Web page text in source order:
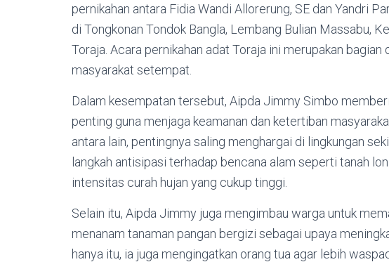
pernikahan antara Fidia Wandi Allorerung, SE dan Yandri
di Tongkonan Tondok Bangla, Lembang Bulian Massabu,
Toraja. Acara pernikahan adat Toraja ini merupakan
masyarakat setempat.
Dalam kesempatan tersebut, Aipda Jimmy Simbo
penting guna menjaga keamanan dan ketertiban
antara lain, pentingnya saling menghargai di lingkungan
langkah antisipasi terhadap bencana alam seperti tanah
intensitas curah hujan yang cukup tinggi.
Selain itu, Aipda Jimmy juga mengimbau warga untuk
menanam tanaman pangan bergizi sebagai upaya
hanya itu, ia juga mengingatkan orang tua agar lebih